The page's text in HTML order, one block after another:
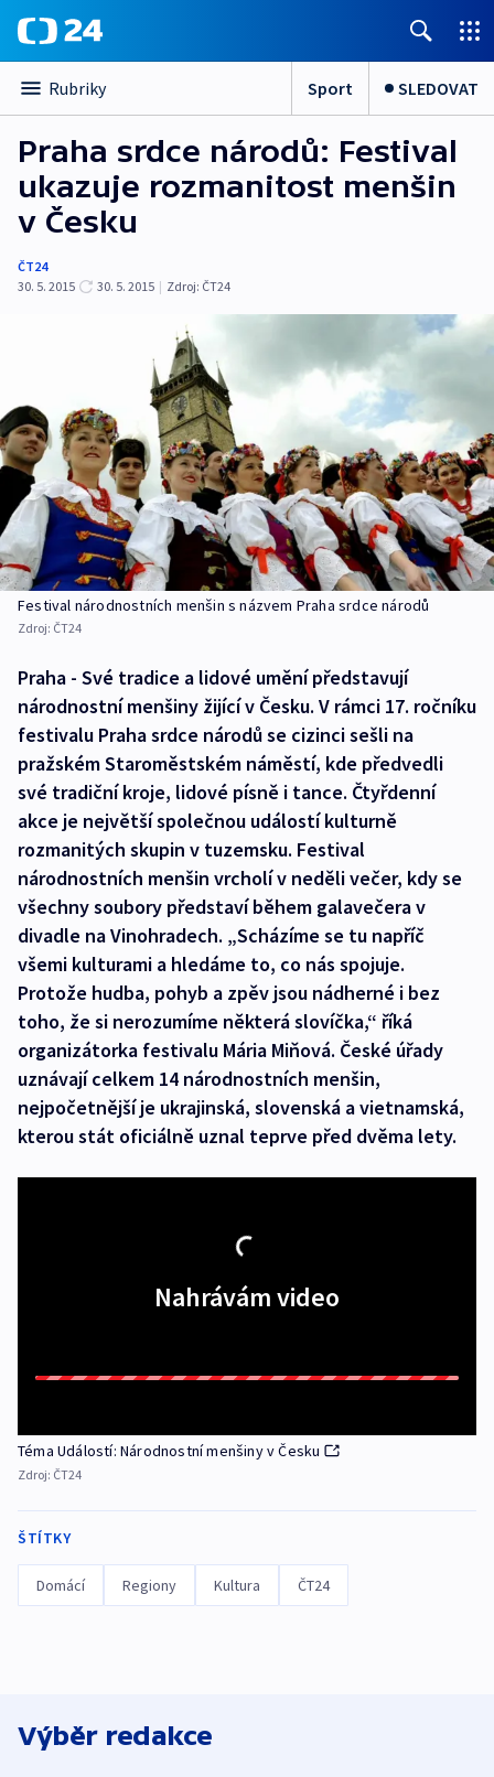
Rubriky Sport SLEDOVAT
Praha srdce národů: Festival
ukazuje rozmanitost menšin
v Česku
ČT24
30. 5. 2015
30. 5. 2015 | Zdroj: ČT24
Festival národnostních menšin s názvem Praha srdce národů
Zdroj: ČT24
Praha - Své tradice a lidové umění představují
národnostní menšiny žijící v Česku. V rámci 17. ročníku
festivalu Praha srdce národů se cizinci sešli na
pražském Staroměstském náměstí, kde předvedli
své tradiční kroje, lidové písně i tance. Čtyřdenní
akce je největší společnou událostí kulturně
rozmanitých skupin v tuzemsku. Festival
národnostních menšin vrcholí v neděli večer, kdy se
všechny soubory představí během galavečera v
divadle na Vinohradech. „Scházíme se tu napříč
všemi kulturami a hledáme to, co nás spojuje.
Protože hudba, pohyb a zpěv jsou nádherné i bez
toho, že si nerozumíme některá slovíčka,“ říká
organizátorka festivalu Mária Miňová. České úřady
uznávají celkem 14 národnostních menšin,
nejpočetnější je ukrajinská, slovenská a vietnamská,
kterou stát oficiálně uznal teprve před dvěma lety.
Nahrávám video
Téma Událostí: Národnostní menšiny v Česku
Zdroj: ČT24
ŠTÍTKY
Domácí Regiony Kultura ČT24
Výběr redakce